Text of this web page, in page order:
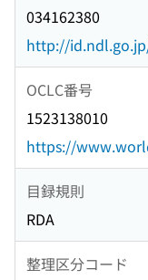
034162380
http://
OCLC番号
1523138010
https://
目録規則
RDA
整理区分コード